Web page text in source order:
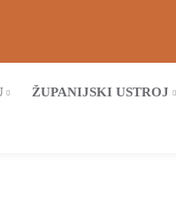
ŽUPANIJSKI USTROJ